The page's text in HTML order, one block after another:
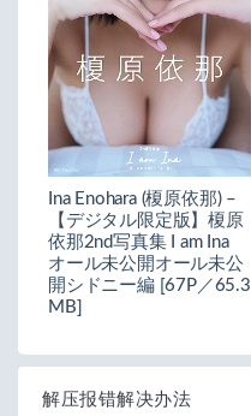
Ina Enohara (榎原依那) –
【デジタル限定版】榎原
依那2nd写真集 I am Ina
オール未公開オール未公
開シドニー編 [67P／65.3
MB]
解压报错解决办法